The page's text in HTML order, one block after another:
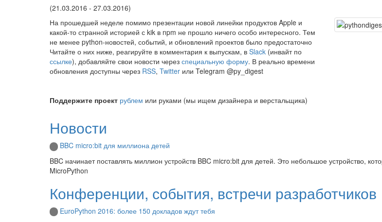
(21.03.2016 - 27.03.2016)
На прошедшей неделе помимо презентации новой линейки продуктов Apple и
какой-то странной историей с kik в npm не прошло ничего особо интересного. Тем
не менее python-новостей, событий, и обновлений проектов было предостаточно
Читайте о них ниже, реагируйте в комментария к выпускам, в Slack (инвайт по
ссылке), добавляйте свои новости через специальную форму. В реально времени
обновления доступны через RSS, Twitter или Telegram @py_digest
Поддержите проект рублем или руками (мы ищем дизайнера и верстальщика)
Новости
BBC micro:bit для миллиона детей
BBC начинает поставлять миллион устройств BBC micro:bit для детей. Это небольшое устройство,
MicroPython
Конференции, события, встречи разработчиков
EuroPython 2016: более 150 докладов ждут тебя